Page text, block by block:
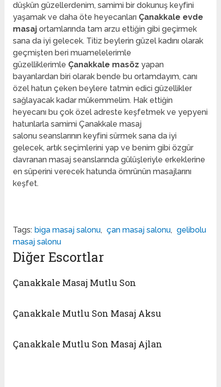
düşkün güzellerdenim, samimi bir dokunuş keyfini
yaşamak ve daha öte heyecanları Çanakkale evde
masaj ortamlarında tam arzu ettiğin gibi geçirmek
sana da iyi gelecek. Titiz beylerin güzel kadını olarak
geçmişten beri muamelelerimle
güzelliklerimle Çanakkale masöz yapan
bayanlardan biri olarak bende bu ortamdayım, canı
özel hatun çeken beylere tatmin edici güzellikler
sağlayacak kadar mükemmelim. Hak ettiğin
heyecanı bu çok özel adreste keşfetmek ve yepyeni
hatunlarla samimi Çanakkale masaj
salonu seanslarının keyfini sürmek sana da iyi
gelecek, artık seçimlerini yap ve benim gibi özgür
davranan masaj seanslarında gülüşleriyle erkeklerine
en süperini verecek hatunda ömrünün masajlarını
keşfet.
Tags: biga masaj salonu, çan masaj salonu, gelibolu
masaj salonu
Diğer Escortlar
Çanakkale Masaj Mutlu Son
Çanakkale Mutlu Son Masaj Aksu
Çanakkale Mutlu Son Masaj Ajlan